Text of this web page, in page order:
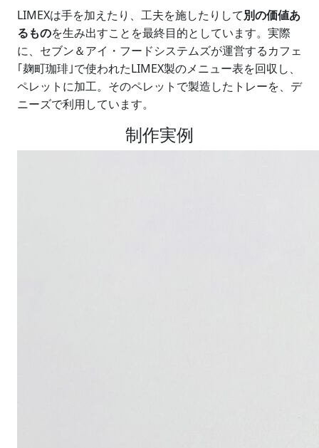
LIMEXは手を加えたり、工夫を施したりして別の価値あ
るものを生み出すことを最終目的としています。実際
に、セブン＆アイ・フードシステムズが運営するカフェ
｢麹町珈琲｣で使われたLIMEX製のメニュー表を回収し、
ペレットに加工。そのペレットで製造したトレーを、デ
ニーズで利用しています。
制作実例